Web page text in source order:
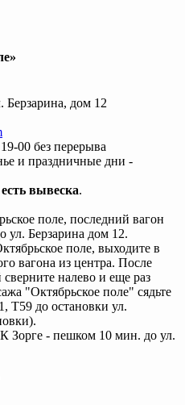
Берзарина, дом 12
00 без перерыва
и праздничные дни -
вывеска.
поле, последний вагон
ул. Берзарина дом 12.
поле, выходите в
вагона из центра. После
налево и еще раз
"Октябрьское поле" сядьте
Т59 до остановки ул.
Зорге - пешком 10 мин. до ул.